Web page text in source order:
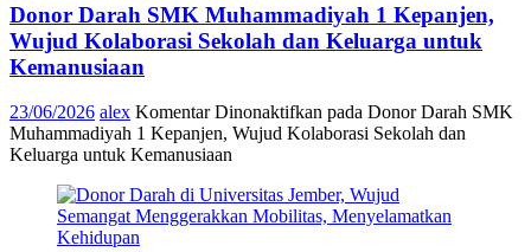
Donor Darah SMK Muhammadiyah 1 Kepanjen,
Wujud Kolaborasi Sekolah dan Keluarga untuk
Kemanusiaan
23/06/2026 alex Komentar Dinonaktifkan pada Donor Darah SMK
Muhammadiyah 1 Kepanjen, Wujud Kolaborasi Sekolah dan
Keluarga untuk Kemanusiaan